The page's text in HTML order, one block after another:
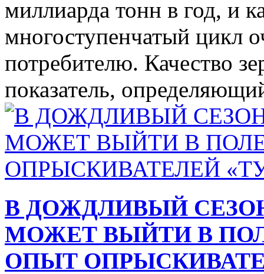
миллиарда тонн в год, и
многоступенчатый цикл
потребителю. Качество
показатель,
В ДОЖДЛИВЫЙ
МОЖЕТ ВЫЙТИ В
ОПЫТ